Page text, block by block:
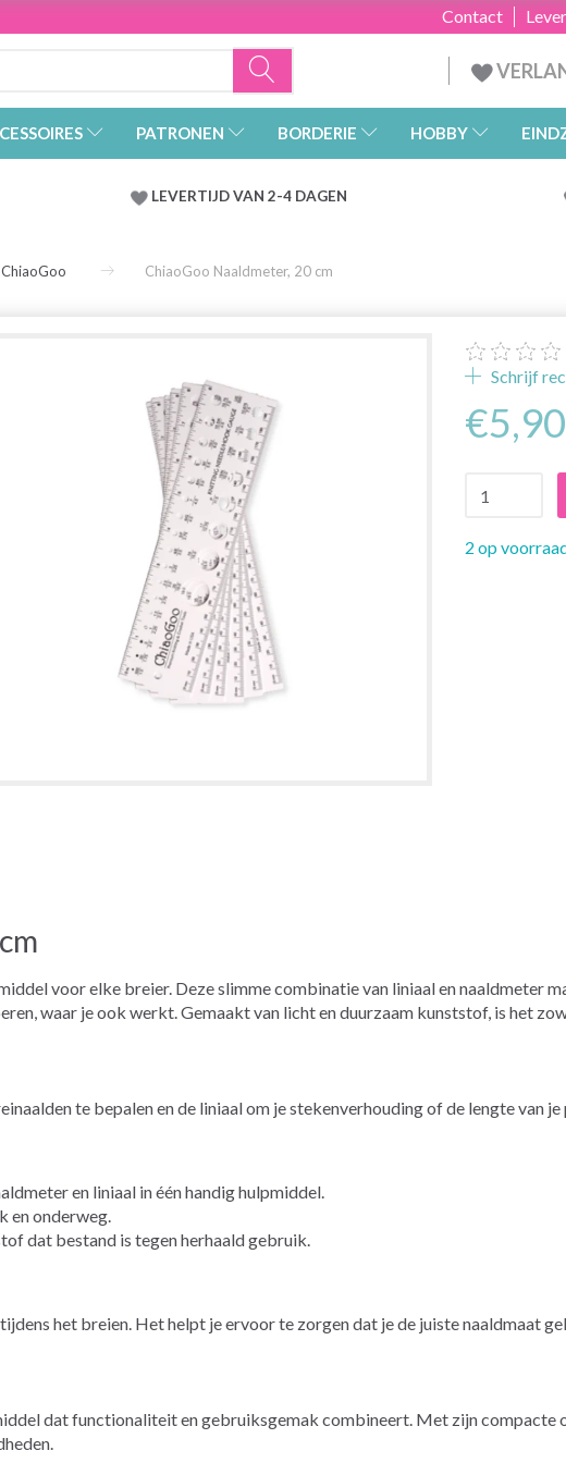
Contact
PATRONEN BORDERIE HOBBY
LEVERTIJD VAN 2-4 DAGEN
ChiaoGoo ChiaoGoo Naaldmeter, 20 cm
Schrijf
€5,90
2 op
voor elke breier. Deze slimme combinatie van liniaal en naaldmeter
waar je ook werkt. Gemaakt van licht en duurzaam kunststof, is het
te bepalen en de liniaal om je stekenverhouding of de lengte van
en liniaal in één handig hulpmiddel.
en onderweg.
dat bestand is tegen herhaald gebruik.
het breien. Het helpt je ervoor te zorgen dat je de juiste naaldmaat
dat functionaliteit en gebruiksgemak combineert. Met zijn